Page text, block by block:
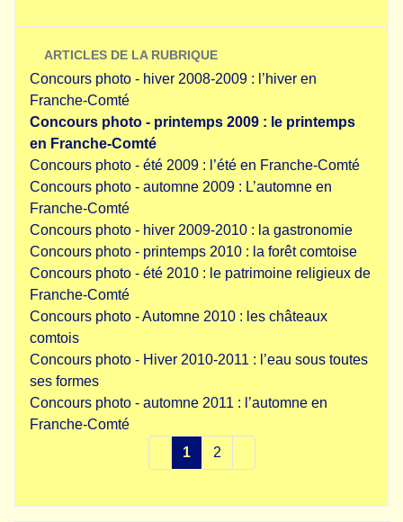
ARTICLES DE LA RUBRIQUE
Concours photo - hiver 2008-2009 : l’hiver en
Franche-Comté
Concours photo - printemps 2009 : le printemps
en Franche-Comté
Concours photo - été 2009 : l’été en Franche-Comté
Concours photo - automne 2009 : L’automne en
Franche-Comté
Concours photo - hiver 2009-2010 : la gastronomie
Concours photo - printemps 2010 : la forêt comtoise
Concours photo - été 2010 : le patrimoine religieux de
Franche-Comté
Concours photo - Automne 2010 : les châteaux
comtois
Concours photo - Hiver 2010-2011 : l’eau sous toutes
ses formes
Concours photo - automne 2011 : l’automne en
Franche-Comté
1
2